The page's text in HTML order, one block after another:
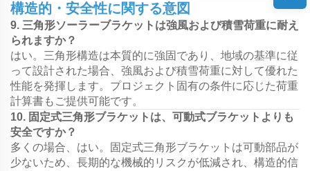
構造的・安全性に関する意図
9. 三角形ソーラーブラケットは強風および積雪荷重に耐え
られますか？
はい。三角形構造は本質的に強固であり、地域の基準に従
って設計された場合、強風および積雪荷重に対して優れた
性能を発揮します。プロジェクト固有の条件に応じた荷重
計算書もご提供可能です。
10. 固定式三角形ブラケットは、可動式ブラケットよりも
安全ですか？
多くの場合、はい。固定式三角形ブラケットは可動部品が
少ないため、長期的な機械的リスクが低減され、構造的信